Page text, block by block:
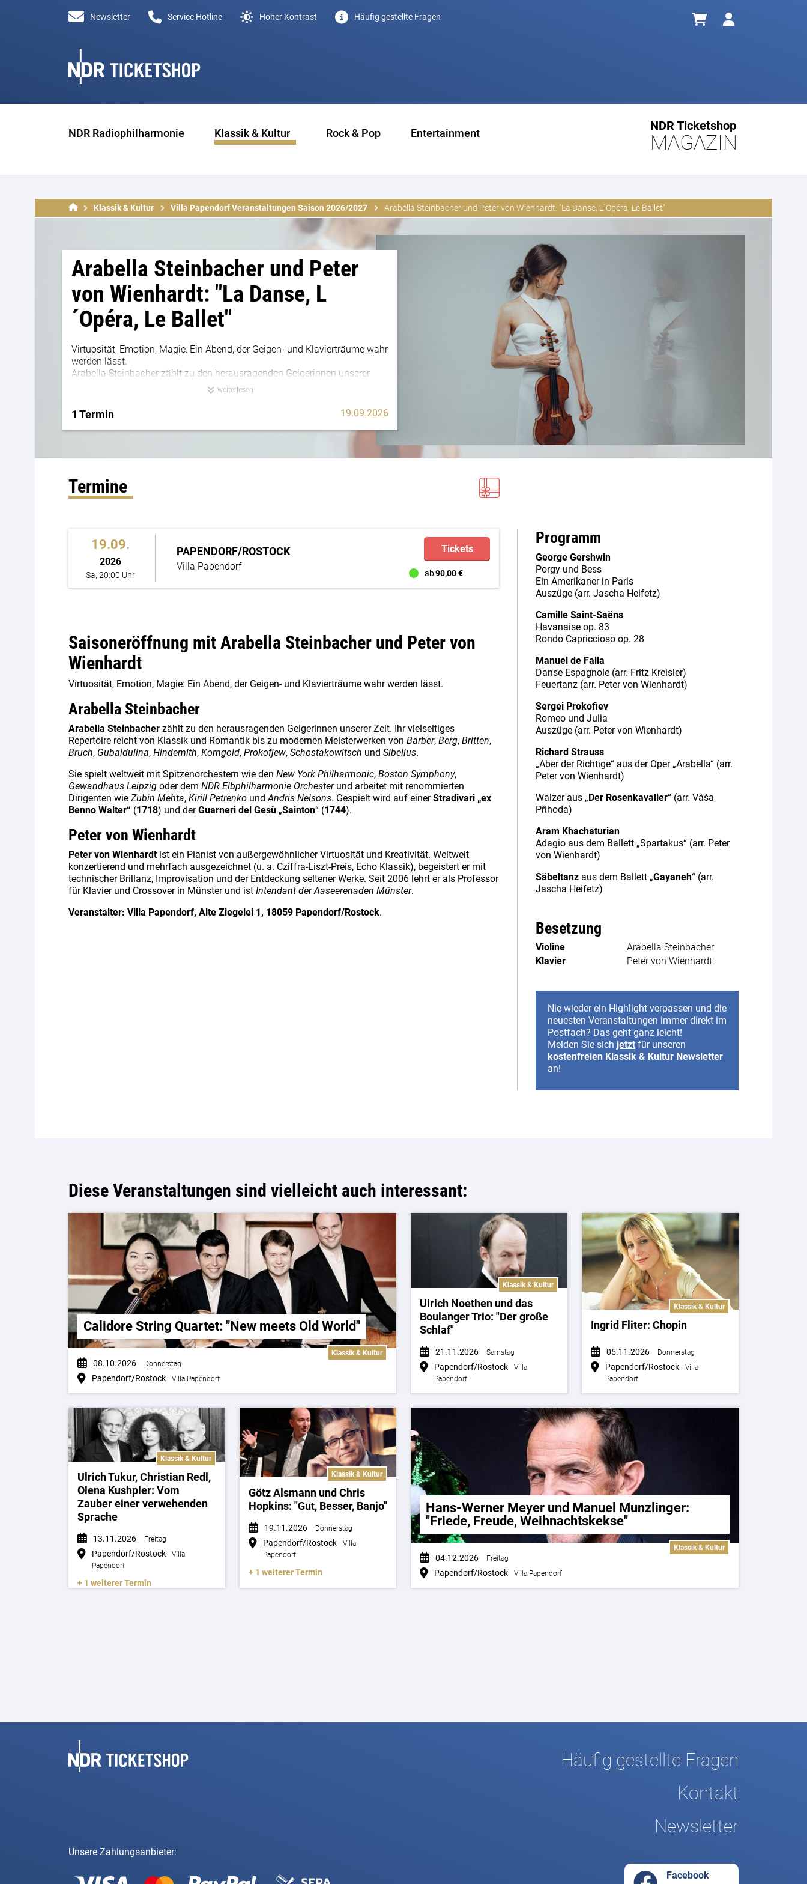
Newsletter Service Hotline Hoher Kontrast Häufig gestellte Fragen
NDR Radiophilharmonie Klassik & Kultur Rock & Pop Entertainment NDR Ticketshop
MAGAZIN
Klassik & Kultur Villa Papendorf Veranstaltungen Saison 2026/2027 Arabella Steinbacher und Peter von Wienhardt: "La Danse, L´Opéra, Le Ballet"
Arabella Steinbacher und Peter
von Wienhardt: "La Danse, L
´Opéra, Le Ballet"
Virtuosität, Emotion, Magie: Ein Abend, der Geigen- und Klavierträume wahr
werden lässt.
Arabella Steinbacher zählt zu den herausragenden Geigerinnen unserer
Zeit. Ihr vielseitiges Repertoire reicht von Klassik und Romantik bis zu
modernen Meisterwerken von Barber, Berg, Britten, Bruch, Gubaidulina,
Hindemith, Korngold, Prokofjew, Schostakowitsch und Sibelius.
weiterlesen
1 Termin 19.09.2026
Termine
19.09.
2026
Sa, 20:00 Uhr
PAPENDORF/ROSTOCK
Villa Papendorf
ab90,00 €
Tickets
Saisoneröffnung mit Arabella Steinbacher und Peter von
Wienhardt
Virtuosität, Emotion, Magie: Ein Abend, der Geigen- und Klavierträume wahr werden lässt.
Arabella Steinbacher
Arabella Steinbacher zählt zu den herausragenden Geigerinnen unserer Zeit. Ihr vielseitiges
Repertoire reicht von Klassik und Romantik bis zu modernen Meisterwerken von Barber, Berg, Britten,
Bruch, Gubaidulina, Hindemith, Korngold, Prokofjew, Schostakowitsch und Sibelius.
Sie spielt weltweit mit Spitzenorchestern wie den New York Philharmonic, Boston Symphony,
Gewandhaus Leipzig oder dem NDR Elbphilharmonie Orchesterund arbeitet mit renommierten
Dirigenten wie Zubin Mehta, Kirill Petrenko undAndris Nelsons. Gespielt wird auf einerStradivari „ex
Benno Walter“ (1718) und derGuarneri del Gesù „Sainton“ (1744).
Peter von Wienhardt
Peter von Wienhardtist ein Pianist von außergewöhnlicher Virtuosität und Kreativität. Weltweit
konzertierend und mehrfach ausgezeichnet (u. a. Cziffra-Liszt-Preis, Echo Klassik), begeistert er mit
technischer Brillanz, Improvisation und der Entdeckung seltener Werke. Seit 2006 lehrt er als Professor
für Klavier und Crossover in Münster und ist Intendant der Aaseerenaden Münster.
Veranstalter: Villa Papendorf, Alte Ziegelei 1, 18059 Papendorf/Rostock.
Programm
George Gershwin
Porgy und Bess
Ein Amerikaner in Paris
Auszüge (arr. Jascha Heifetz)
Camille Saint-Saëns
Havanaise op. 83
Rondo Capriccioso op. 28
Manuel de Falla
Danse Espagnole (arr. Fritz Kreisler)
Feuertanz (arr. Peter von Wienhardt)
Sergei Prokofiev
Romeo und Julia
Auszüge (arr. Peter von Wienhardt)
Richard Strauss
„Aber der Richtige“ aus der Oper „Arabella“ (arr.
Peter von Wienhardt)
Walzer aus „Der Rosenkavalier“ (arr. Váša
Přihoda)
Aram Khachaturian
Adagio aus dem Ballett „Spartakus“ (arr. Peter
von Wienhardt)
Säbeltanz aus dem Ballett „Gayaneh“ (arr.
Jascha Heifetz)
Besetzung
Violine
Arabella Steinbacher
Klavier
Peter von Wienhardt
Nie wieder ein Highlight verpassen und die
neuesten Veranstaltungen immer direkt im
Postfach? Das geht ganz leicht!
Melden Sie sich jetzt für unseren
kostenfreien Klassik & Kultur Newsletter
an!
Diese Veranstaltungen sind vielleicht auch interessant:
Klassik & Kultur
Calidore String Quartet: "New meets Old World"
08.10.2026 Donnerstag
Papendorf/Rostock Villa Papendorf
Klassik & Kultur
Ulrich Noethen und das
Boulanger Trio: "Der große
Schlaf"
21.11.2026 Samstag
Papendorf/Rostock
Villa
Papendorf
Klassik & Kultur
Ingrid Fliter: Chopin
05.11.2026 Donnerstag
Papendorf/Rostock
Villa
Papendorf
Klassik & Kultur
Ulrich Tukur, Christian Redl,
Olena Kushpler: Vom
Zauber einer verwehenden
Sprache
13.11.2026 Freitag
Papendorf/Rostock
Villa
Papendorf
+ 1 weiterer Termin
Klassik & Kultur
Götz Alsmann und Chris
Hopkins: "Gut, Besser, Banjo"
19.11.2026 Donnerstag
Papendorf/Rostock
Villa
Papendorf
+ 1 weiterer Termin
Klassik & Kultur
Hans-Werner Meyer und Manuel Munzlinger:
"Friede, Freude, Weihnachtskekse"
04.12.2026 Freitag
Papendorf/Rostock Villa Papendorf
Fußbereich
Häufig gestellte Fragen
Kontakt
Newsletter
Facebook
Unsere Zahlungsanbieter: